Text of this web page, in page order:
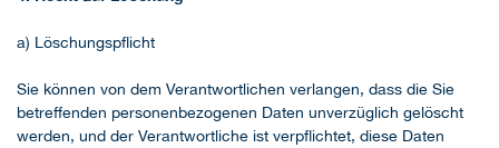
a) Löschungspflicht
Sie können von dem Verantwortlichen verlangen, dass die Sie
betreffenden personenbezogenen Daten unverzüglich gelöscht
werden, und der Verantwortliche ist verpflichtet, diese Daten